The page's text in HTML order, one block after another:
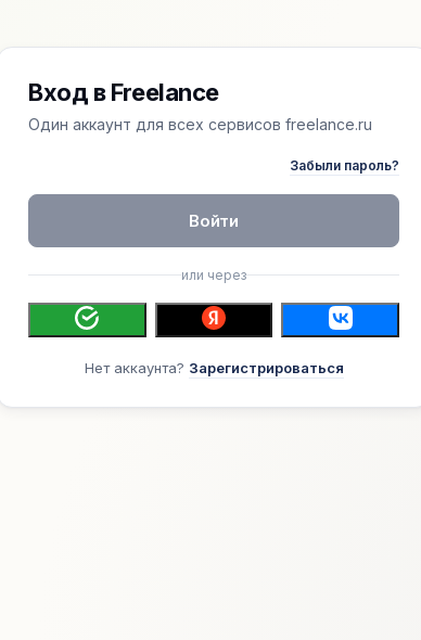
Вход в Freelance
Один аккаунт для всех сервисов freelance.ru
Забыли пароль?
Войти
или через
Нет аккаунта? Зарегистрироваться